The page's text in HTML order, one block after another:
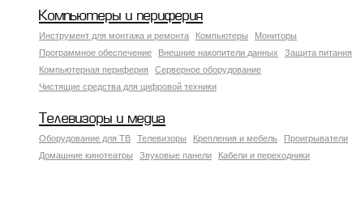
Компьютеры и периферия
Инструмент для монтажа и ремонта Компьютеры
Мониторы
Программное обеспечение
Внешние накопители данных
Защита питания
Компьютерная периферия
Серверное оборудование
Чистящие средства для цифровой техники
Телевизоры и медиа
Оборудование для ТВ Телевизоры Крепления и мебель
Проигрыватели
Домашние кинотеатры
Звуковые панели Кабели и переходники